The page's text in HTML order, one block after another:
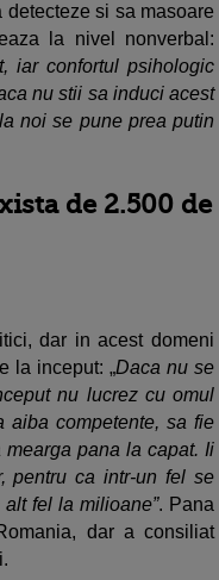
si sa masoare
la nivel nonverbal:
iar confortul psihologic
nu stii sa induci acest
noi se pune prea putin
de 2.500 de
dar in acest domeni
la inceput: „Daca nu se
nu lucrez cu omul
aiba competente, sa fie
pana la capat. Ii
pentru ca intr-un fel se
fel la milioane”. Pana
dar a consiliat